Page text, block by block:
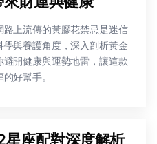
上流傳的黃膠花禁忌是迷信
與養護角度，深入剖析黃金
開健康與運勢地雷，讓這款
好幫手。
星座配對深度解析